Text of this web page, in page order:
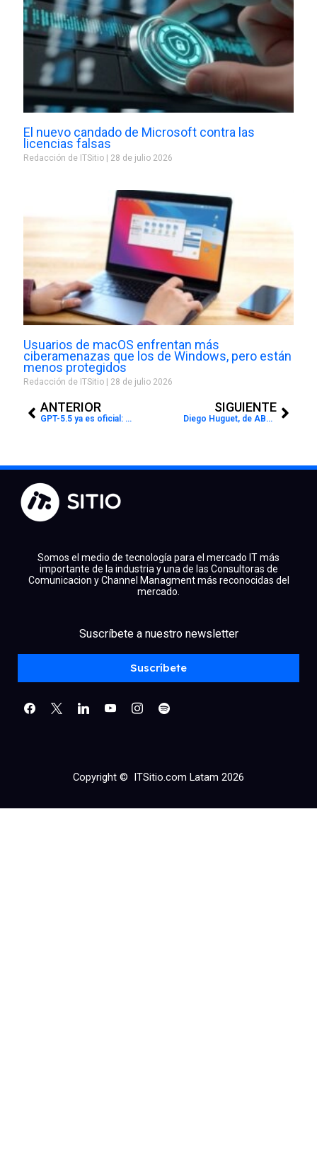
El nuevo candado de Microsoft contra las
licencias falsas
Redacción de ITSitio 28 de julio 2026
Usuarios de macOS enfrentan más
ciberamenazas que los de Windows, pero están
menos protegidos
Redacción de ITSitio 28 de julio 2026
ANTERIOR
GPT-5.5 ya es oficial: OpenAI mejora la velocidad, precisión y autonomía de su IA
SIGUIENTE
Diego Huguet, de ABB: “De XChange Latam Cono Sur nos llevamos negocios concretos y nuevas oportunidades”
Somos el medio de tecnología para el mercado IT más
importante de la industria y una de las Consultoras de
Comunicacion y Channel Managment más reconocidas del
mercado.
Suscríbete a nuestro newsletter
Suscríbete
linkedinyoutubeinstagram
spotify
Copyright © ITSitio.com Latam 2026